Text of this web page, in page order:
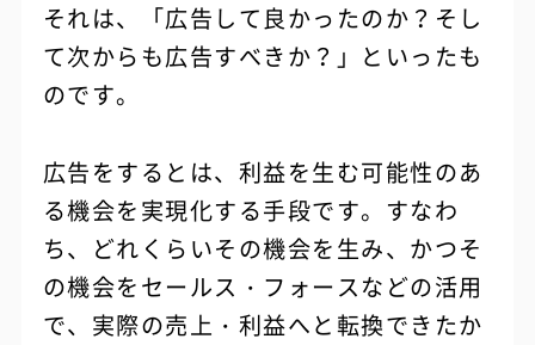
それは、「広告して良かったのか？そし
て次からも広告すべきか？」といったも
のです。
広告をするとは、利益を生む可能性のあ
る機会を実現化する手段です。すなわ
ち、どれくらいその機会を生み、かつそ
の機会をセールス・フォースなどの活用
で、実際の売上・利益へと転換できたか